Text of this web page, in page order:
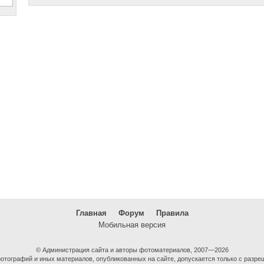
Главная Форум
Правила
Мобильная версия
© Администрация сайта и авторы фотоматериалов, 2007—2026
и иных материалов, опубликованных на сайте, допускается только с